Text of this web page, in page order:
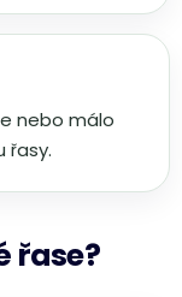
nebo málo
řasy.
řase?